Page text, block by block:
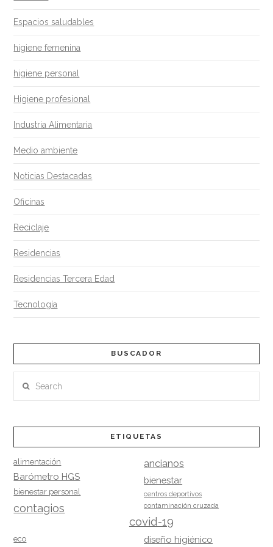
Espacios saludables
higiene femenina
higiene personal
Higiene profesional
Industria Alimentaria
Medio ambiente
Noticias Destacadas
Oficinas
Reciclaje
Residencias
Residencias Tercera Edad
Tecnología
BUSCADOR
ETIQUETAS
alimentación ancianos
Barómetro HGS bienestar
bienestar personal centros deportivos
contagios contaminación cruzada
covid-19
diseño higiénico
eco